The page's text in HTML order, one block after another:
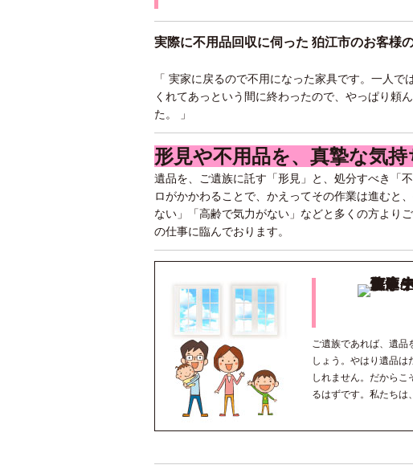
実際に不用品回収に伺った 狛江市のお客様
「 実家に戻るので不用になった家具です。一人
くれてあっという間に終わったので、やっぱり頼
た。 」
形見や不用品を、真摯な気
遺品を、ご遺族に託す「形見」と、処分すべき「
ロがかかわることで、かえってその作業は進むと
ない」「高齢で気力がない」などと多くの方より
の仕事に臨んでおります。
ご遺族であれば、遺品
しょう。やはり遺品は
しれません。だから
るはずです。私たちは